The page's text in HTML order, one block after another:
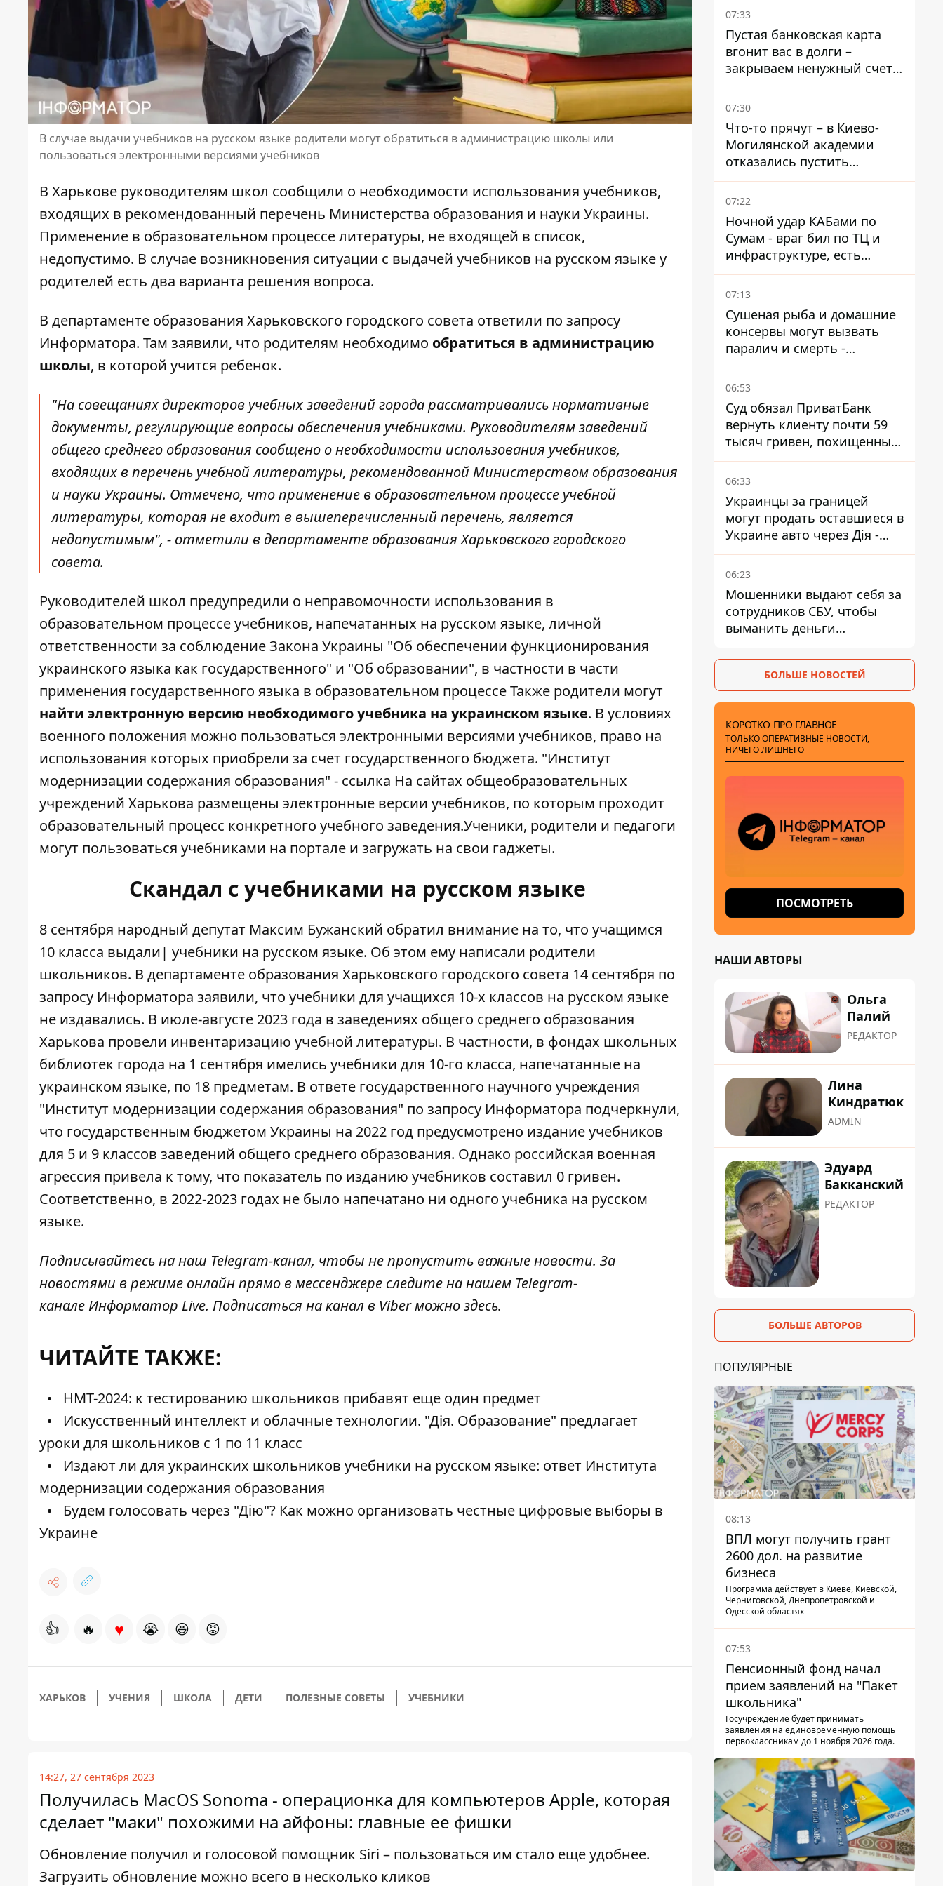
В случае выдачи учебников на русском языке родители могут обратиться в администрацию школы или
пользоваться электронными версиями учебников
В Харькове руководителям школ сообщили о необходимости использования учебников,
входящих в рекомендованный перечень Министерства образования и науки Украины.
Применение в образовательном процессе литературы, не входящей в список,
недопустимо. В случае возникновения ситуации с выдачей учебников на русском языкеу
родителей есть два варианта решения вопроса.
В департаменте образования Харьковского городского совета ответили по запросу
Информатора. Там заявили, что родителям необходимо обратиться в администрацию
школы, в которой учится ребенок.
"На совещаниях директоров учебных заведений города рассматривались нормативные
документы, регулирующие вопросы обеспечения учебниками. Руководителям заведений
общего среднего образования сообщено о необходимости использования учебников,
входящих в перечень учебной литературы, рекомендованной Министерством образования
и науки Украины. Отмечено, что применение в образовательном процессе учебной
литературы, которая не входит в вышеперечисленный перечень, является
недопустимым", - отметили в департаменте образования Харьковского городского
совета.
Руководителей школ предупредили о неправомочности использования в
образовательном процессе учебников, напечатанных на русском языке, личной
ответственности за соблюдение Закона Украины "Об обеспечении функционирования
украинского языка как государственного" и "Об образовании", в частности в части
применения государственного языка в образовательном процессе Также родители могут
найти электронную версию необходимого учебника на украинском языке. В условиях
военного положения можно пользоваться электронными версиями учебников, право на
использования которых приобрели за счет государственного бюджета. "Институт
модернизации содержания образования" - ссылка На сайтах общеобразовательных
учреждений Харькова размещены электронные версии учебников, по которым проходит
образовательный процесс конкретного учебного заведения.Ученики, родители и педагоги
могут пользоваться учебниками на портале и загружать на свои гаджеты.
Скандал с учебниками на русском языке
8 сентября народный депутат Максим Бужанский обратил внимание на то, что учащимся
10 класса выдали| учебники на русском языке. Об этом ему написали родители
школьников. В департаменте образования Харьковского городского совета 14 сентября по
запросу Информатора заявили, что учебники для учащихся 10-х классов на русском языке
не издавались. В июле-августе 2023 года в заведениях общего среднего образования
Харькова провели инвентаризацию учебной литературы. В частности, в фондах школьных
библиотек города на 1 сентября имелись учебники для 10-го класса, напечатанные на
украинском языке, по 18 предметам. В ответе государственного научного учреждения
"Институт модернизации содержания образования" по запросу Информатора подчеркнули,
что государственным бюджетом Украины на 2022 год предусмотрено издание учебников
для 5 и 9 классов заведений общего среднего образования. Однако российская военная
агрессия привела к тому, что показатель по изданию учебников составил 0 гривен.
Соответственно, в 2022-2023 годах не было напечатано ни одного учебника на русском
языке.
Подписывайтесь на наш Telegram-канал, чтобы не пропустить важные новости. За
новостями в режиме онлайн прямо в мессенджере следите на нашем Telegram-
канале Информатор Live. Подписаться на канал в Viber можноздесь.
ЧИТАЙТЕ ТАКЖЕ:
НМТ-2024: к тестированию школьников прибавят еще один предмет
Искусственный интеллект и облачные технологии. "Дія. Образование" предлагает
уроки для школьников с 1 по 11 класс
Издают ли для украинских школьников учебники на русском языке: ответ Института
модернизации содержания образования
Будем голосовать через "Дію"? Как можно организовать честные цифровые выборы в
Украине
👍 🔥 ♥ 😭 😆 😡
ХАРЬКОВ УЧЕНИЯ ШКОЛА ДЕТИ ПОЛЕЗНЫЕ СОВЕТЫ УЧЕБНИКИ
14:27, 27 сентября 2023
Получилась MacOS Sonoma - операционка для компьютеров Apple, которая
сделает "маки" похожими на айфоны: главные ее фишки
Обновление получил и голосовой помощник Siri – пользоваться им стало еще удобнее.
Загрузить обновление можно всего в несколько кликов
07:33
Пустая банковская карта
вгонит вас в долги –
закрываем ненужный счет
правильно
07:30
Что-то прячут – в Киево-
Могилянской академии
отказались пустить
комиссию по охране
памятников на территорию
07:22
Ночной удар КАБами по
Сумам - враг бил по ТЦ и
инфраструктуре, есть
ранены
07:13
Сушеная рыба и домашние
консервы могут вызвать
паралич и смерть -
Госрыбагентство
предупреждает о ботулизме
06:53
Суд обязал ПриватБанк
вернуть клиенту почти 59
тысяч гривен, похищенных
мошенниками
06:33
Украинцы за границей
могут продать оставшиеся в
Украине авто через Дія -
МВД
06:23
Мошенники выдают себя за
сотрудников СБУ, чтобы
выманить деньги
БОЛЬШЕ НОВОСТЕЙ
КОРОТКО ПРО ГЛАВНОЕ
ТОЛЬКО ОПЕРАТИВНЫЕ НОВОСТИ,
НИЧЕГО ЛИШНЕГО
ПОСМОТРЕТЬ
НАШИ АВТОРЫ
Ольга
Палий
РЕДАКТОР
Лина
Киндратюк
ADMIN
Эдуард
Бакканский
РЕДАКТОР
БОЛЬШЕ АВТОРОВ
ПОПУЛЯРНЫЕ
08:13
ВПЛ могут получить грант
2600 дол. на развитие
бизнеса
Программа действует в Киеве, Киевской,
Черниговской, Днепропетровской и
Одесской областях
07:53
Пенсионный фонд начал
прием заявлений на "Пакет
школьника"
Госучреждение будет принимать
заявления на единовременную помощь
первоклассникам до 1 ноября 2026 года.